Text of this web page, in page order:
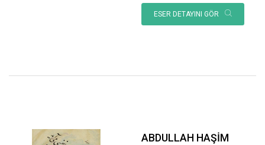
ESER DETAYINI GÖR
ABDULLAH HAŞİM